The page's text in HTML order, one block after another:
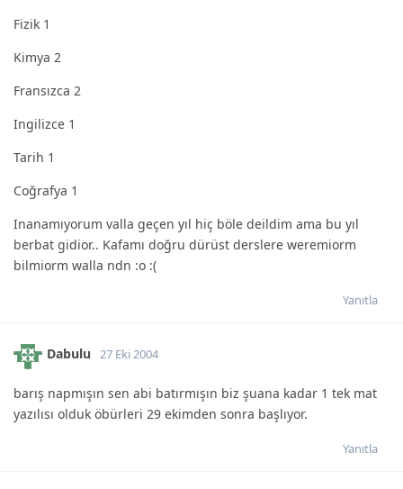
Fizik 1
Kimya 2
Fransızca 2
Ingilizce 1
Tarih 1
Coğrafya 1
Inanamıyorum valla geçen yıl hiç böle deildim ama bu yıl
berbat gidior.. Kafamı doğru dürüst derslere weremiorm
bilmiorm walla ndn :o :(
Yanıtla
Dabulu 27 Eki 2004
barış napmışın sen abi batırmışın biz şuana kadar 1 tek mat
yazılısı olduk öbürleri 29 ekimden sonra başlıyor.
Yanıtla